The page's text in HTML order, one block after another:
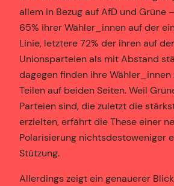
allem in Bezug auf AfD und Grüne
65% ihrer Wähler_innen auf der
Linie, letztere 72% der ihren auf
Unionsparteien als mit Abstand
dagegen finden ihre
Teilen auf beiden Seiten. Weil
Parteien sind, die zuletzt die
erzielten, erfährt die These einer
Polarisierung nichtsdestoweniger
Stützung.
Allerdings zeigt ein genauerer